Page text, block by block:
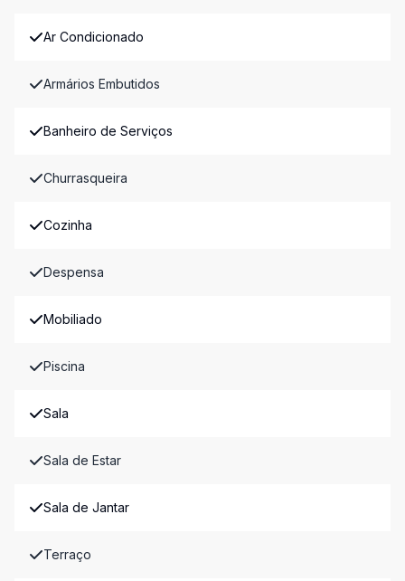
Ar Condicionado
Armários Embutidos
Banheiro de Serviços
Churrasqueira
Cozinha
Despensa
Mobiliado
Piscina
Sala
Sala de Estar
Sala de Jantar
Terraço